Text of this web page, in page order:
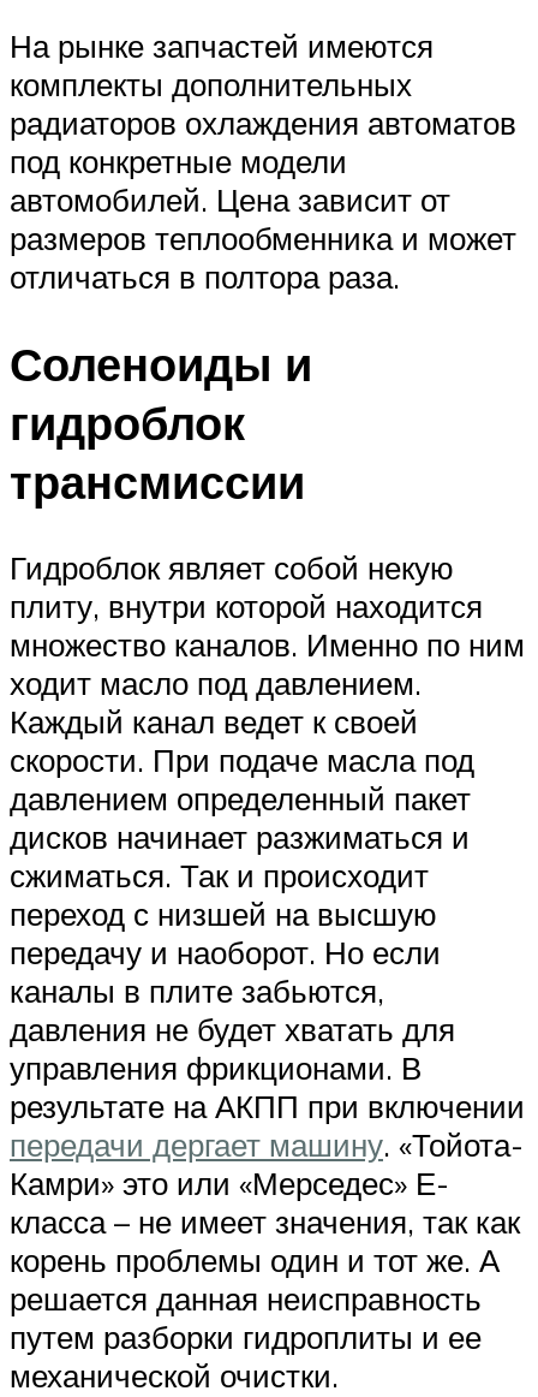
На рынке запчастей имеются
комплекты дополнительных
радиаторов охлаждения автоматов
под конкретные модели
автомобилей. Цена зависит от
размеров теплообменника и может
отличаться в полтора раза.
Соленоиды и
гидроблок
трансмиссии
Гидроблок являет собой некую
плиту, внутри которой находится
множество каналов. Именно по ним
ходит масло под давлением.
Каждый канал ведет к своей
скорости. При подаче масла под
давлением определенный пакет
дисков начинает разжиматься и
сжиматься. Так и происходит
переход с низшей на высшую
передачу и наоборот. Но если
каналы в плите забьются,
давления не будет хватать для
управления фрикционами. В
результате на АКПП при включении
передачи дергает машину. «Тойота-
Камри» это или «Мерседес» Е-
класса – не имеет значения, так как
корень проблемы один и тот же. А
решается данная неисправность
путем разборки гидроплиты и ее
механической очистки.